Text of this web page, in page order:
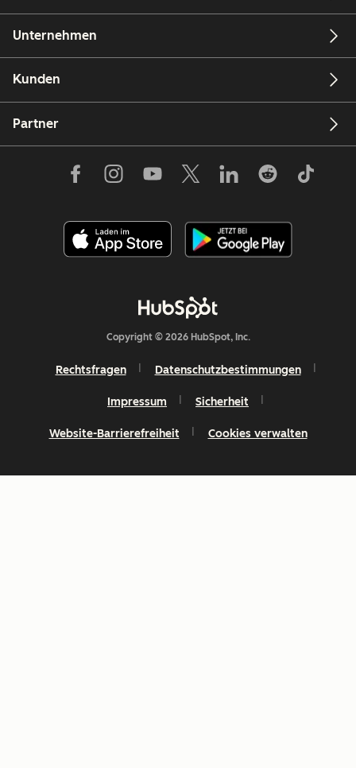
Unternehmen
Kunden
Partner
Copyright © 2026 HubSpot, Inc.
Rechtsfragen Datenschutzbestimmungen
Impressum Sicherheit
Website-Barrierefreiheit Cookies verwalten